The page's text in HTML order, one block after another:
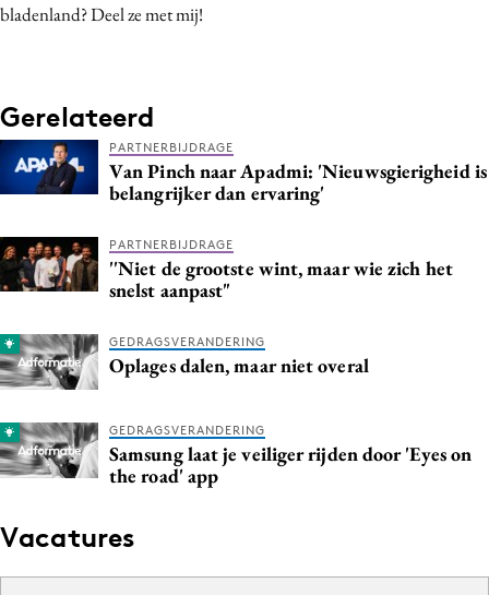
bladenland? Deel ze met mij!
Gerelateerd
PARTNERBIJDRAGE
Van Pinch naar Apadmi: 'Nieuwsgierigheid is
belangrijker dan ervaring'
PARTNERBIJDRAGE
''Niet de grootste wint, maar wie zich het
snelst aanpast"
GEDRAGSVERANDERING
Oplages dalen, maar niet overal
GEDRAGSVERANDERING
Samsung laat je veiliger rijden door 'Eyes on
the road' app
Vacatures